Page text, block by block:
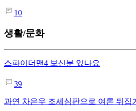
10
생활/문화
스파이더맨4 보신분 있나요
39
과연 차은우 조세심판으로 여론 뒤집